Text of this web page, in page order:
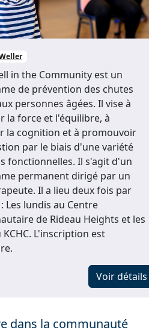
in the Community est un
de prévention des chutes
personnes âgées. Il vise à
la force et l'équilibre, à
la cognition et à promouvoir
par le biais d'une variété
fonctionnelles. Il s'agit d'un
permanent dirigé par un
Il a lieu deux fois par
Les lundis au Centre
de Rideau Heights et les
KCHC. L'inscription est
Voir détails
dans la communauté